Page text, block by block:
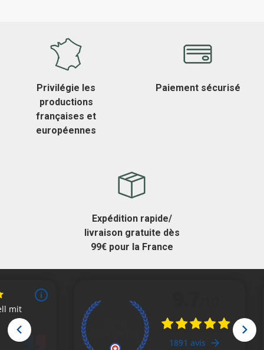
Privilégie les
productions
françaises et
européennes
Paiement sécurisé
Expédition rapide/
livraison gratuite dès
99€ pour la France